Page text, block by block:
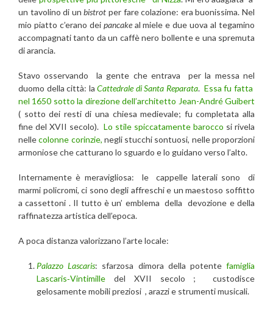
un tavolino di unbistrotper fare colazione: era buonissima. Nel
mio piatto c’erano dei pancakeal miele e due uova al tegamino
accompagnati tanto da un caffè nero bollente e una spremuta
di arancia.
Stavo osservando la gente che entrava per la messa nel
duomo della città: laCattedrale di Santa Reparata. Essa fu fatta
nel 1650 sotto la direzione dell’architetto Jean-André Guibert
( sotto dei resti di una chiesa medievale; fu completata alla
fine del XVII secolo). Lo stile spiccatamente barocco si rivela
nellecolonne corinzie, negli stucchi sontuosi, nelle proporzioni
armoniose che catturano lo sguardo e lo guidano verso l’alto.
Internamente è meravigliosa: le cappelle laterali sono di
marmi policromi, ci sono degli affreschi e un maestoso soffitto
a cassettoni . Il tutto è un’ emblema della devozione e della
raffinatezza artistica dell’epoca.
A poca distanza valorizzano l’arte locale:
Palazzo Lascaris: sfarzosa dimora della potentefamiglia
Lascaris‑Vintimille del XVII secolo ; custodisce
gelosamente mobili preziosi , arazzi e strumenti musicali.